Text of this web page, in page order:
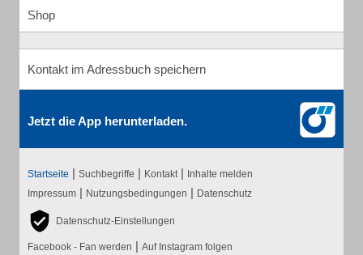
Shop
Kontakt im Adressbuch speichern
Jetzt die App herunterladen.
Startseite | Suchbegriffe | Kontakt | Inhalte melden
Impressum | Nutzungsbedingungen | Datenschutz
Datenschutz-Einstellungen
Facebook - Fan werden | Auf Instagram folgen